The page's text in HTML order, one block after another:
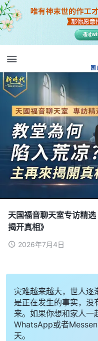
天国福音聊天室专访精
揭开真相》
2026年7月4日
灾难越来越大，世人逐
是正在发生的事实，没
来。如果你想和家人一
WhatsApp或者
天。